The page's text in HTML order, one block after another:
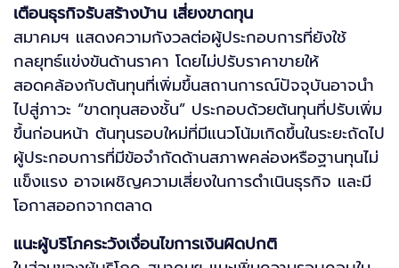
เตือนธุรกิจรับสร้างบ้าน เสี่ยงขาดทุน
สมาคมฯ แสดงความกังวลต่อผู้ประกอบการที่ยังใช้
กลยุทธ์แข่งขันด้านราคา โดยไม่ปรับราคาขายให้
สอดคล้องกับต้นทุนที่เพิ่มขึ้นสถานการณ์ปัจจุบันอาจนำ
ไปสู่ภาวะ “ขาดทุนสองชั้น” ประกอบด้วยต้นทุนที่ปรับเพิ่ม
ขึ้นก่อนหน้า ต้นทุนรอบใหม่ที่มีแนวโน้มเกิดขึ้นในระยะถัดไป
ผู้ประกอบการที่มีข้อจำกัดด้านสภาพคล่องหรือฐานทุนไม่
แข็งแรง อาจเผชิญความเสี่ยงในการดำเนินธุรกิจ และมี
โอกาสออกจากตลาด
แนะผู้บริโภคระวังเงื่อนไขการเงินผิดปกติ